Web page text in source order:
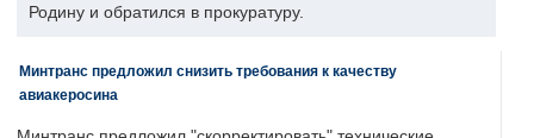
Родину и обратился в прокуратуру.
Минтранс предложил снизить требования к качеству
авиакеросина